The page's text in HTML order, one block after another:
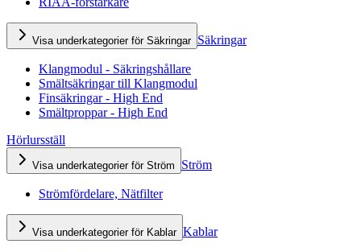
Visa underkategorier för Säkringar Säkringar
Klangmodul - Säkringshållare
Smältsäkringar till Klangmodul
Finsäkringar - High End
Smältproppar - High End
Hörlursställ
Visa underkategorier för Ström Ström
Strömfördelare, Nätfilter
Visa underkategorier för Kablar Kablar